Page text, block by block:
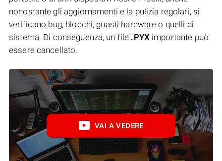
nonostante gli aggiornamenti e la pulizia regolari, si
verificano bug, blocchi, guasti hardware o quelli di
sistema. Di conseguenza, un file .PYX importante può
essere cancellato.
VAI A VEDERE